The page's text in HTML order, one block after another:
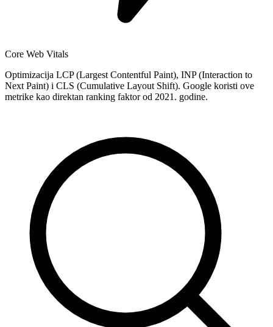
Core Web Vitals
Optimizacija LCP (Largest Contentful Paint), INP (Interaction to
Next Paint) i CLS (Cumulative Layout Shift). Google koristi ove
metrike kao direktan ranking faktor od 2021. godine.